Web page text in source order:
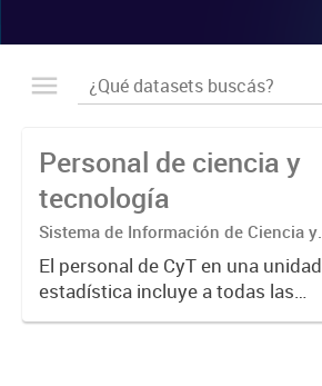
Personal de ciencia y
tecnología
Sistema de Información de Ciencia y
Tecnología Argentino (SICYTAR)
El personal de CyT en una unidad
estadística incluye a todas las
personas involucradas